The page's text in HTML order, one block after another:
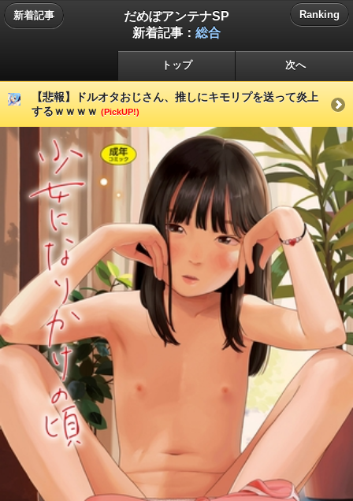
新着記事
だめぽアンテナSP
新着記事： 総合
Ranking
トップ 次へ
【悲報】ドルオタおじさん、推しにキモリプを送って炎上
するｗｗｗｗ (PickUP!)